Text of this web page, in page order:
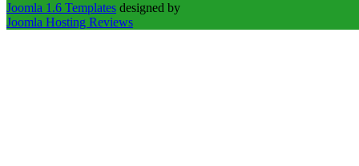
Joomla 1.6 Templates designed by
Joomla Hosting Reviews